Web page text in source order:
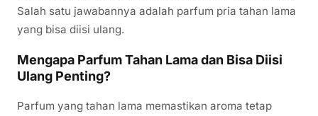
Salah satu jawabannya adalah parfum pria tahan lama
yang bisa diisi ulang.
Mengapa Parfum Tahan Lama dan Bisa Diisi
Ulang Penting?
Parfum yang tahan lama memastikan aroma tetap